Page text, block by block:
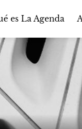
es La Agenda